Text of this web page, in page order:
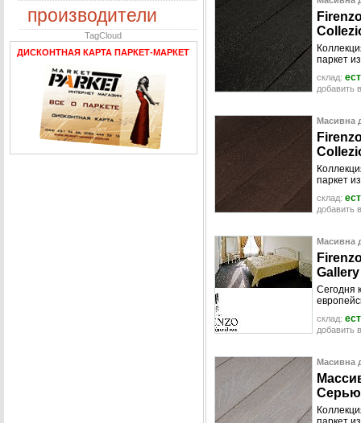
производители
TagCloud
ДИСКОНТНАЯ КАРТА ПАРКЕТ-МАРКЕТ
Firenz
Col ezi
паркет
склад:
добавить
Масивна
Firenz
Col ezi
паркет
склад:
добавить
Масивна
Firenz
Gal ery
Сегодня
склад:
добавить
Масивна
Масси
Серью